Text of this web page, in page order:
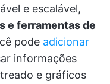
e escalável,
e ferramentas de
pode adicionar
informações
e gráficos